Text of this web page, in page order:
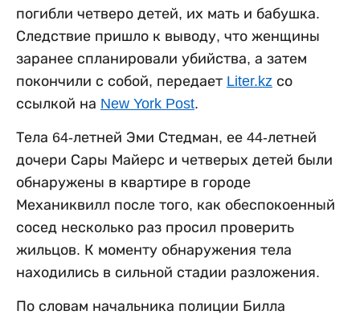
погибли четверо детей, их мать и бабушка.
Следствие пришло к выводу, что женщины
заранее спланировали убийства, а затем
покончили с собой, передает Liter.kz со
ссылкой на New York Post.
Тела 64-летней Эми Стедман, ее 44-летней
дочери Сары Майерс и четверых детей были
обнаружены в квартире в городе
Механиквилл после того, как обеспокоенный
сосед несколько раз просил проверить
жильцов. К моменту обнаружения тела
находились в сильной стадии разложения.
По словам начальника полиции Билла